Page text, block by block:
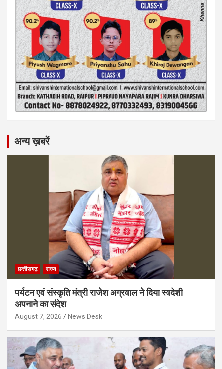
अन्य ख़बरें
छत्तीसगढ़ राज्य
पर्यटन एवं संस्कृति मंत्री राजेश अग्रवाल ने दिया स्वदेशी
अपनाने का संदेश
August 7, 2026 News Desk